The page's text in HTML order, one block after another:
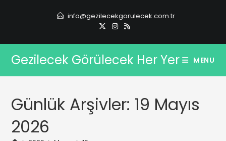
info@gezilecekgorulecek.com.tr
Gezilecek Görülecek Her Yer MENU
Günlük Arşivler: 19 Mayıs
2026